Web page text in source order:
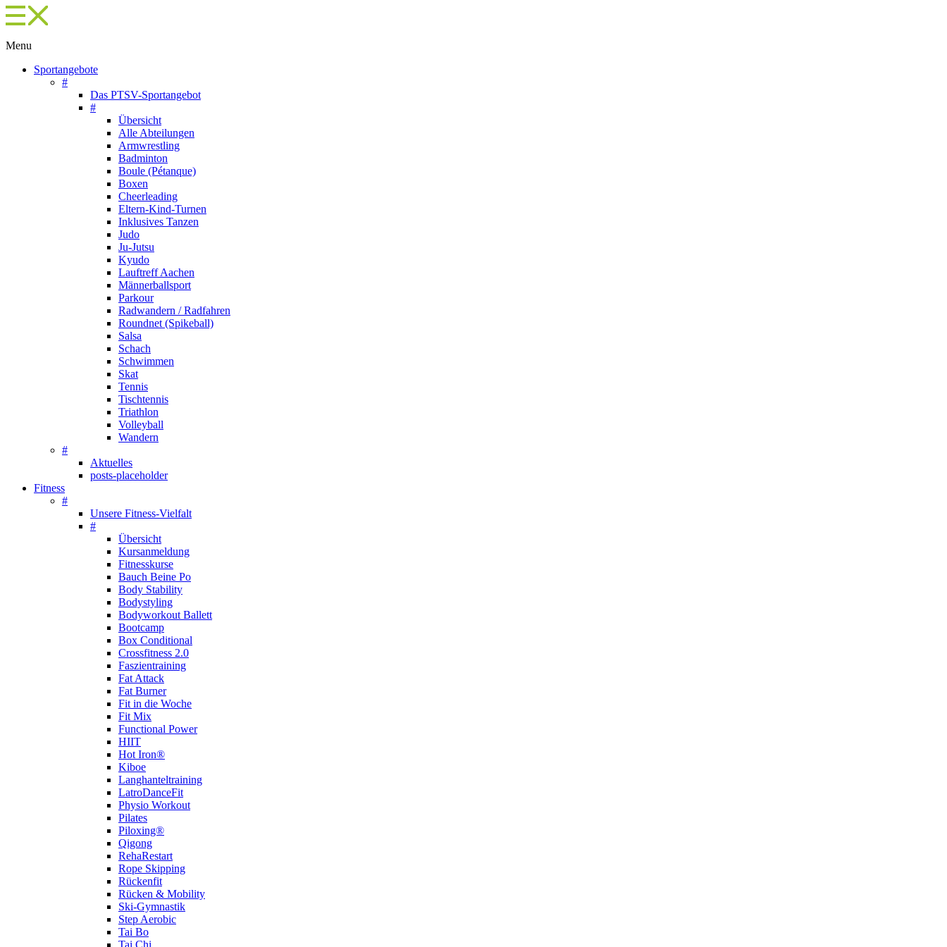
Menu
Sportangebote
#
Das PTSV-Sportangebot
#
Übersicht
Alle Abteilungen
Armwrestling
Badminton
Boule (Pétanque)
Boxen
Cheerleading
Eltern-Kind-Turnen
Inklusives Tanzen
Judo
Ju-Jutsu
Kyudo
Lauftreff Aachen
Männerballsport
Parkour
Radwandern / Radfahren
Roundnet (Spikeball)
Salsa
Schach
Schwimmen
Skat
Tennis
Tischtennis
Triathlon
Volleyball
Wandern
#
Aktuelles
posts-placeholder
Fitness
#
Unsere Fitness-Vielfalt
#
Übersicht
Kursanmeldung
Fitnesskurse
Bauch Beine Po
Body Stability
Bodystyling
Bodyworkout Ballett
Bootcamp
Box Conditional
Crossfitness 2.0
Faszientraining
Fat Attack
Fat Burner
Fit in die Woche
Fit Mix
Functional Power
HIIT
Hot Iron®
Kiboe
Langhanteltraining
LatroDanceFit
Physio Workout
Pilates
Piloxing®
Qigong
RehaRestart
Rope Skipping
Rückenfit
Rücken & Mobility
Ski-Gymnastik
Step Aerobic
Tai Bo
Tai Chi